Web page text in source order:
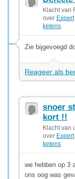
Klacht van
over Expert
ketens
Zie bijgevoegd
Reageer als
snoer
kort !!
Klacht van
over Expert
ketens
we hebben op 3
ons oog was